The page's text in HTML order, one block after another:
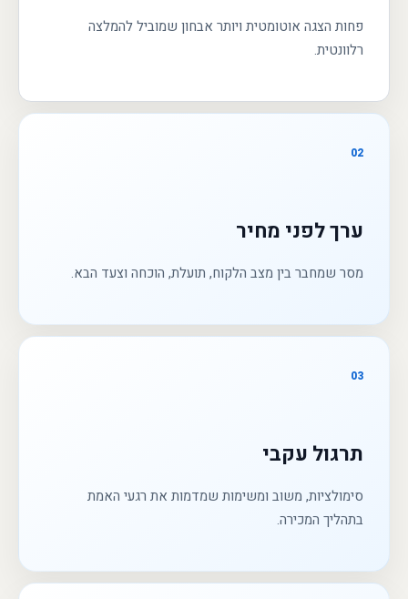
פחות הצגה אוטומטית ויותר אבחון שמוביל להמלצה
רלוונטית.
02
ערך לפני מחיר
מסר שמחבר בין מצב הלקוח, תועלת, הוכחה וצעד הבא.
03
תרגול עקבי
סימולציות, משוב ומשימות שמדמות את רגעי האמת
בתהליך המכירה.